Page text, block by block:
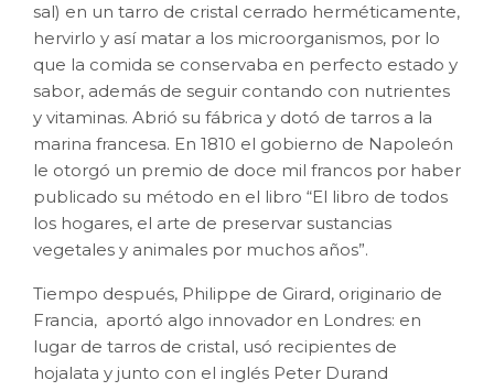
sal) en un tarro de cristal cerrado herméticamente,
hervirlo y así matar a los microorganismos, por lo
que la comida se conservaba en perfecto estado y
sabor, además de seguir contando con nutrientes
y vitaminas. Abrió su fábrica y dotó de tarros a la
marina francesa. En 1810 el gobierno de Napoleón
le otorgó un premio de doce mil francos por haber
publicado su método en el libro “El libro de todos
los hogares, el arte de preservar sustancias
vegetales y animales por muchos años”.
Tiempo después, Philippe de Girard, originario de
Francia, aportó algo innovador en Londres: en
lugar de tarros de cristal, usó recipientes de
hojalata y junto con el inglés Peter Durand